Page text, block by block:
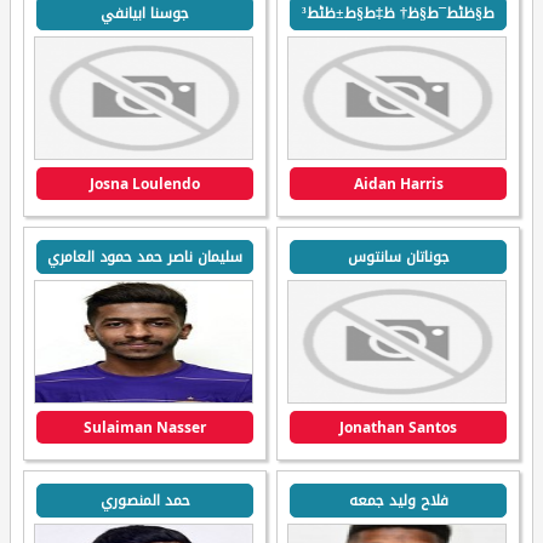
ط§ظٹط¯ط§ظ† ظ‡ط§ط±ظٹط³
Aidan Harris
جوسنا ابيانفي
Josna Loulendo
جوناتان سانتوس
Jonathan Santos
سليمان ناصر حمد حمود العامري
Sulaiman Nasser
فلاح وليد جمعه حمد المنصوري